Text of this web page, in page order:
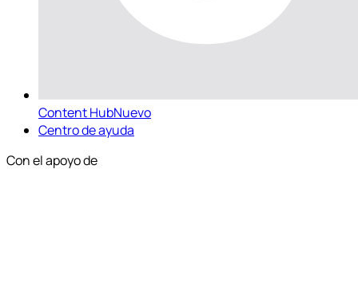
Content HubNuevo
Centro de ayuda
Con el apoyo de